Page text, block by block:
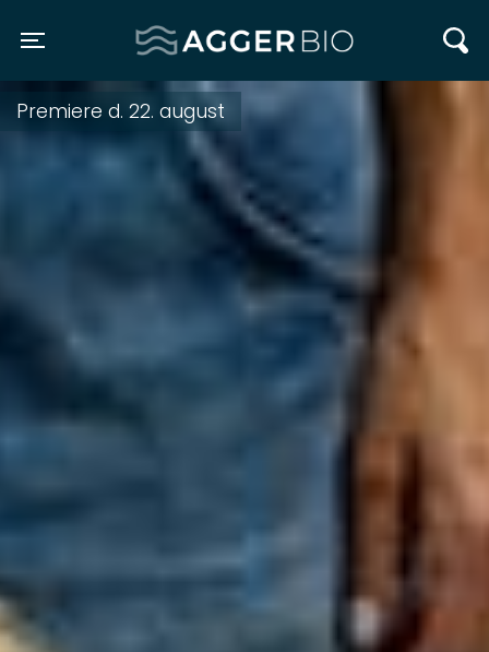
Toggle navigation
Agger BIO
Premiere d. 22. august